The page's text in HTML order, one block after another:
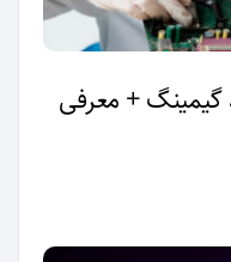
گیمینگ + معرفی